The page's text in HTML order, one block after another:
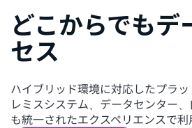
どこからでもデ
セス
ハイブリッド環境に対応したプラ
レミスシステム、データセンター
も統一されたエクスペリエンスで利